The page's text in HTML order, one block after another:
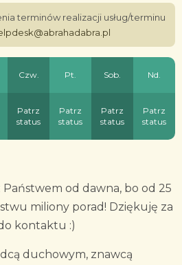
terminów realizacji usług/terminu
Czw. Pt. Sob. Nd.
Patrz
status
Patrz
status
Patrz
status
Patrz
status
od dawna, bo od 25
miliony porad! Dziękuję za
kontaktu :)
duchowym, znawcą